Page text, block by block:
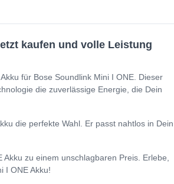
kaufen und volle Leistung
für Bose Soundlink Mini I ONE. Dieser
die zuverlässige Energie, die Dein
die perfekte Wahl. Er passt nahtlos in Dein
zu einem unschlagbaren Preis. Erlebe,
I ONE Akku!